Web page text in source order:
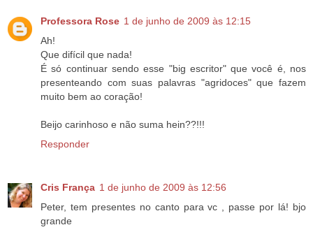
Professora Rose 1 de junho de 2009 às 12:15
Ah!
Que difícil que nada!
É só continuar sendo esse "big escritor" que você é, nos
presenteando com suas palavras "agridoces" que fazem
muito bem ao coração!
Beijo carinhoso e não suma hein??!!!
Responder
Cris França 1 de junho de 2009 às 12:56
Peter, tem presentes no canto para vc , passe por lá! bjo
grande